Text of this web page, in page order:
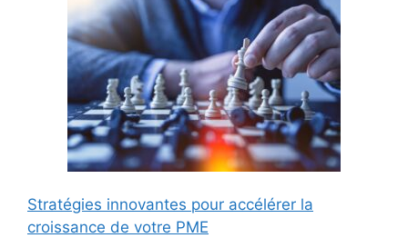
Stratégies innovantes pour accélérer la
croissance de votre PME